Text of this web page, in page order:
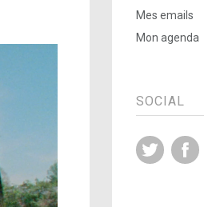
Mes emails
Mon agenda
SOCIAL
Twitter